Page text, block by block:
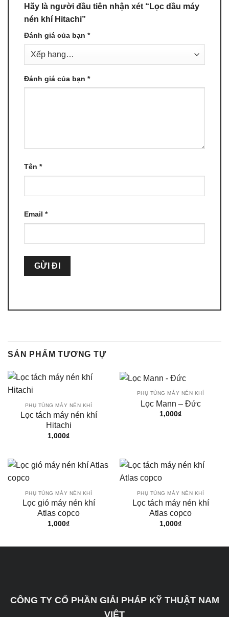
Hãy là người đầu tiên nhận xét “Lọc dầu máy
nén khí Hitachi”
Đánh giá của bạn *
Đánh giá của bạn *
Tên *
Email *
SẢN PHẨM TƯƠNG TỰ
PHỤ TÙNG MÁY NÉN KHÍ
Lọc tách máy nén khí
Hitachi
1,000₫
PHỤ TÙNG MÁY NÉN KHÍ
Lọc Mann – Đức
1,000₫
PHỤ TÙNG MÁY NÉN KHÍ
Lọc gió máy nén khí
Atlas copco
1,000₫
PHỤ TÙNG MÁY NÉN KHÍ
Lọc tách máy nén khí
Atlas copco
1,000₫
CÔNG TY CỔ PHẦN GIẢI PHÁP KỸ THUẬT NAM
VIỆT